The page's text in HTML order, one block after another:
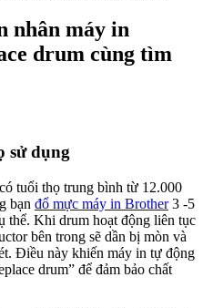
nhân máy in
drum cùng tìm
sử dụng
tuổi thọ trung bình từ 12.000
bạn đổ mực máy in Brother3 -5
thể. Khi drum hoạt động liên tục
bên trong sẽ dần bị mòn và
Điều này khiến máy in tự động
drum” để đảm bảo chất